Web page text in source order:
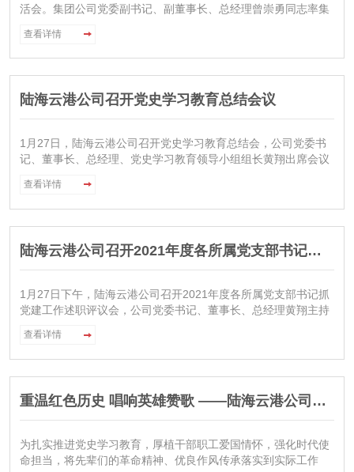
活会。集团公司党委副书记、副董事长、总经理曾崇勇同志率集
委书记、董事长、总经理黄翔同志主持会议，陆海云港公司领导
班子成员参加会议。会议通报了陆海云港公司领导班子2020年度
活会给予充分肯定，他指出，陆海云港公司党委高度重视此次民
主生活会，认真做好各项准备工
查看详情
陆海云港公司召开党史学习教育总结会议
1月27日，陆海云港公司召开党史学习教育总结会，公司党委书
记、董事长、总经理、党史学习教育领导小组组长黄翔出席会议
席指导，公司党委副书记、纪委书记、董事、党史学习教育领导
小组副组长高晓娜主持会议。会议深入学习贯彻了习近平总书记
查看详情
陆海云港公司召开2021年度各所属党支部书记抓党建工作述职评议会议
1月27日下午，陆海云港公司召开2021年度各所属党支部书记抓
党建工作述职评议会，公司党委书记、董事长、总经理黄翔主持
同志到会指导。会议以现场述职和书面述职相结合的方式进行，
3家所属企业党支部书记围绕2021年度党建工作情况，
查看详情
重温红色历史 唱响英雄赞歌 ——陆海云港公司组织党员干部同志和入党积极分子观看重大革命历史题材电影《跨过鸭绿江》
为扎实推进党史学习教育，厚植干部职工爱国情怀，强化时代使
命担当，将先辈们的革命精神、优良作风传承落实到实际工作